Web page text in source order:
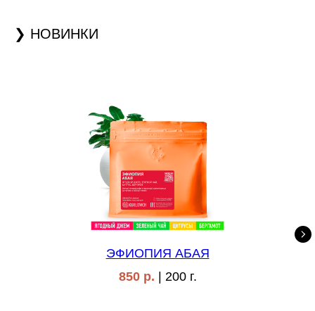
❯ НОВИНКИ
ЭФИОПИЯ АБАЯ
850 р. | 200 г.